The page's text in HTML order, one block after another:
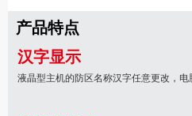
产品特点
汉字显示
液晶型主机的防区名称汉字任意更改，